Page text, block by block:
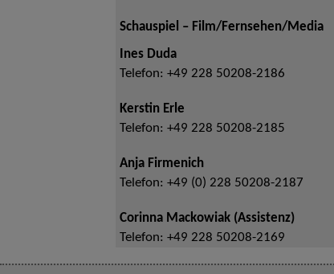
Schauspiel – Film/Fernsehen/Media
Ines Duda
Telefon: +49 228 50208-2186
Kerstin Erle
Telefon: +49 228 50208-2185
Anja Firmenich
Telefon: +49 (0) 228 50208-2187
Corinna Mackowiak (Assistenz)
Telefon: +49 228 50208-2169